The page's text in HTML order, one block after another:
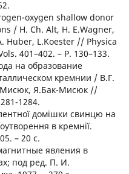
oxygen shallow donor
/ H. Ch. Alt, H. E.Wagner,
Huber, L.Koester // Physica
401–402. – P. 130–133.
на образование
кремнии / В.Г.
Я.Бак-Мисюк //
1284.
домішки свинцю на
в кремнії.
– 20 с.
явления в
под ред. П. И.